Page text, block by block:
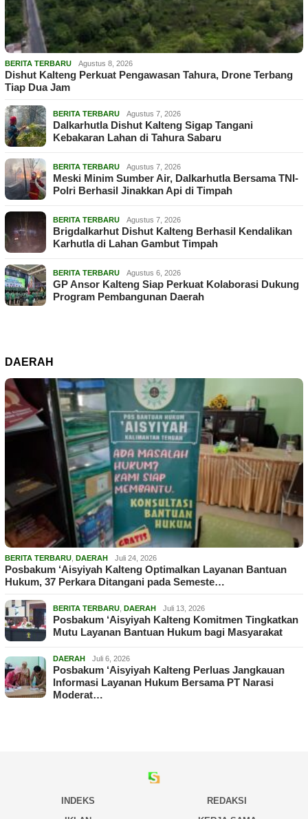
BERITA TERBARU Agustus 8, 2026
Dishut Kalteng Perkuat Pengawasan Tahura, Drone Terbang
Tiap Dua Jam
BERITA TERBARU Agustus 7, 2026
Dalkarhutla Dishut Kalteng Sigap Tangani
Kebakaran Lahan di Tahura Sabaru
BERITA TERBARU Agustus 7, 2026
Meski Minim Sumber Air, Dalkarhutla Bersama TNI-
Polri Berhasil Jinakkan Api di Timpah
BERITA TERBARU Agustus 7, 2026
Brigdalkarhut Dishut Kalteng Berhasil Kendalikan
Karhutla di Lahan Gambut Timpah
BERITA TERBARU Agustus 6, 2026
GP Ansor Kalteng Siap Perkuat Kolaborasi Dukung
Program Pembangunan Daerah
DAERAH
BERITA TERBARU DAERAH Juli 24, 2026
Posbakum ‘Aisyiyah Kalteng Optimalkan Layanan Bantuan
Hukum, 37 Perkara Ditangani pada Semeste…
BERITA TERBARU DAERAH Juli 13, 2026
Posbakum ‘Aisyiyah Kalteng Komitmen Tingkatkan
Mutu Layanan Bantuan Hukum bagi Masyarakat
DAERAH Juli 6, 2026
Posbakum ‘Aisyiyah Kalteng Perluas Jangkauan
Informasi Layanan Hukum Bersama PT Narasi
Moderat…
INDEKS
REDAKSI